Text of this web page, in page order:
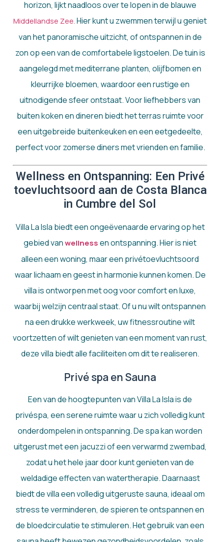
horizon, lijkt naadloos over te lopen in de blauwe
Middellandse Zee.Hier kunt u zwemmen terwijl u geniet
van het panoramische uitzicht, of ontspannen in de
zon op een van de comfortabele ligstoelen. De tuin is
aangelegd met mediterrane planten, olijfbomen en
kleurrijke bloemen, waardoor een rustige en
uitnodigende sfeer ontstaat. Voor liefhebbers van
buiten koken en dineren biedt het terras ruimte voor
een uitgebreide buitenkeuken en een eetgedeelte,
perfect voor zomerse diners met vrienden en familie.
Wellness en Ontspanning: Een Privé
toevluchtsoord aan de Costa Blanca
in Cumbre del Sol
Villa La Isla biedt een ongeëvenaarde ervaring op het
gebied vanwellnessen ontspanning. Hier is niet
alleen een woning, maar een privétoevluchtsoord
waar lichaam en geest in harmonie kunnen komen. De
villa is ontworpen met oog voor comfort en luxe,
waarbij welzijn centraal staat. Of u nu wilt ontspannen
na een drukke werkweek, uw fitnessroutine wilt
voortzetten of wilt genieten van een moment van rust,
deze villa biedt alle faciliteiten om dit te realiseren.
Privé spa en Sauna
Een van de hoogtepunten van Villa La Isla is de
privéspa, een serene ruimte waar u zich volledig kunt
onderdompelen in ontspanning. De spa kan worden
uitgerust met een jacuzzi of een verwarmd zwembad,
zodat u het hele jaar door kunt genieten van de
weldadige effecten van watertherapie. Daarnaast
biedt de villa een volledig uitgeruste sauna, ideaal om
stress te verminderen, de spieren te ontspannen en
de bloedcirculatie te stimuleren. Het gebruik van een